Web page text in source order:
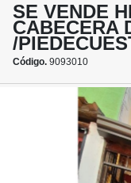
SE VENDE
CABECERA
/
Código. 9093010